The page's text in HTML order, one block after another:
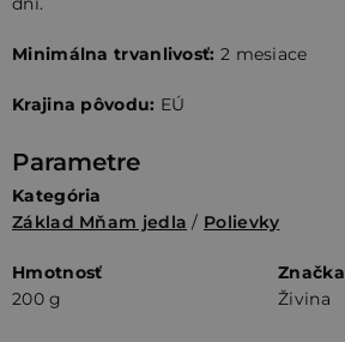
Minimálna trvanlivosť: 2 mesiace
Krajina pôvodu: EÚ
Parametre
Kategória
Základ Mňam jedla / Polievky
Hmotnosť
200 g
Značka
Živina